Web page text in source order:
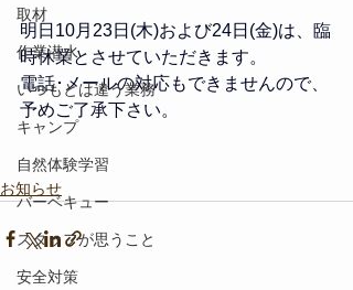
取材
作業潜水
いつもとは違う業務
キャンプ
自然体験学習
バーベキュー
スタッフが思うこと
安全対策
明日10月23日(木)および24日(金)は、臨
時休業とさせていただきます。
​電話･メールの対応もできませんので、
予めご了承下さい。
お知らせ